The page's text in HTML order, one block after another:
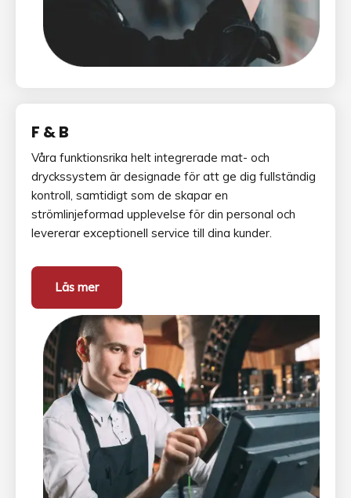
F & B
Våra funktionsrika helt integrerade mat- och
dryckssystem är designade för att ge dig fullständig
kontroll, samtidigt som de skapar en
strömlinjeformad upplevelse för din personal och
levererar exceptionell service till dina kunder.
Läs mer